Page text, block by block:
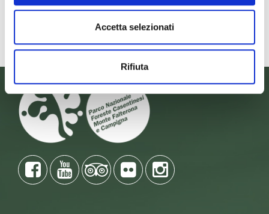
Accetta selezionati
Rifiuta